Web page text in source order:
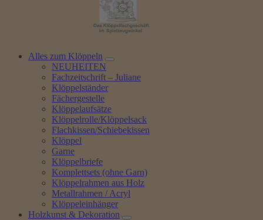
Alles zum Klöppeln
NEUHEITEN
Fachzeitschrift – Juliane
Klöppelständer
Fächergestelle
Klöppelaufsätze
Klöppelrolle/Klöppelsack
Flachkissen/Schiebekissen
Klöppel
Garne
Klöppelbriefe
Komplettsets (ohne Garn)
Klöppelrahmen aus Holz
Metallrahmen / Acryl
Klöppeleinhänger
Holzkunst & Dekoration